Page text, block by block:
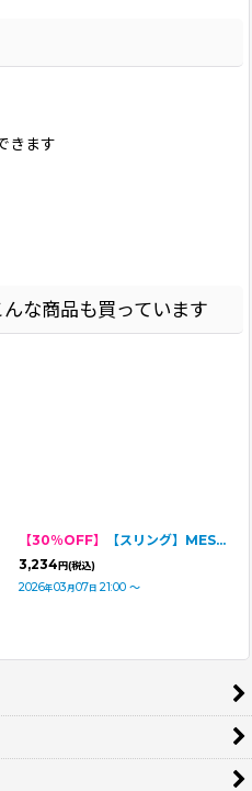
きます
な商品も買っています
【30％OFF】
【スリング】MESH DOG SLING 2024
3,234円(税込)
2026年03月07日 21:00 ～